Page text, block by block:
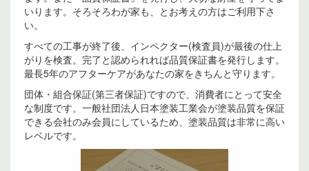
いります。そろそろわが家も、とお考えの方はご利用下さ
い。
すべての工事が終了後、インペクター(検査員)が最後の仕上
がりを検査。完了と認められれば品質保証書を発行します。
最長5年のアフターケアがあなたの家をきちんと守ります。
団体・組合保証(第三者保証)ですので、消費者にとって安全
な制度です。一般社団法人日本塗装工業会が塗装品質を保証
できる会社のみ会員にしているため、塗装品質は非常に高い
レベルです。